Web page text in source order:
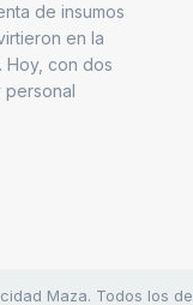
de insumos
en la
Hoy, con dos
personal
Maza. Todos los